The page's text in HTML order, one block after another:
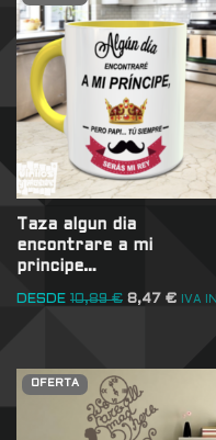
Taza algun dia
encontrare a mi
principe…
DESDE 10,89€ 8,47 € IVA
OFERTA